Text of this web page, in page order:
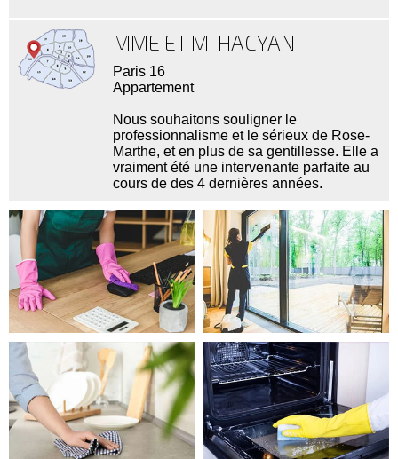
MME ET M. HACYAN
Paris 16
Appartement
Nous souhaitons souligner le
professionnalisme et le sérieux de Rose-
Marthe, et en plus de sa gentillesse. Elle a
vraiment été une intervenante parfaite au
cours de des 4 dernières années.